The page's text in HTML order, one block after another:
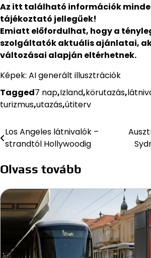
Az itt található információk
tájékoztató jellegűek!
Emiatt előfordulhat, hogy a
szolgáltatók aktuális ajánlatai,
változásai alapján eltérhetnek.
Képek: AI generált illusztrációk
Tagged7 nap,Izland,körutazás,
turizmus,utazás,útiterv
Bejegyzés
Los Angeles látnivalók –
strandtól Hollywoodig
Olvass tovább